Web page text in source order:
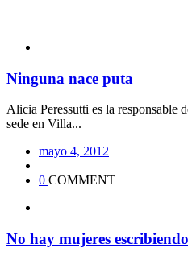
Ninguna nace puta
Alicia Peressutti es la responsable
sede en Villa...
mayo 4, 2012
|
0 COMMENT
No hay mujeres